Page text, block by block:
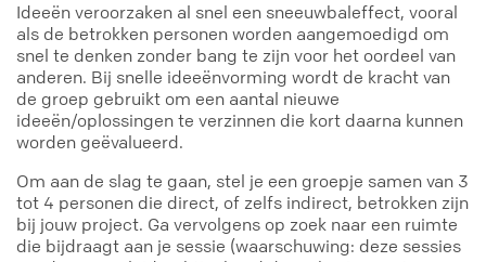
Ideeën veroorzaken al snel een sneeuwbaleffect, vooral
als de betrokken personen worden aangemoedigd om
snel te denken zonder bang te zijn voor het oordeel van
anderen. Bij snelle ideeënvorming wordt de kracht van
de groep gebruikt om een aantal nieuwe
ideeën/oplossingen te verzinnen die kort daarna kunnen
worden geëvalueerd.
Om aan de slag te gaan, stel je een groepje samen van 3
tot 4 personen die direct, of zelfs indirect, betrokken zijn
bij jouw project. Ga vervolgens op zoek naar een ruimte
die bijdraagt aan je sessie (waarschuwing: deze sessies